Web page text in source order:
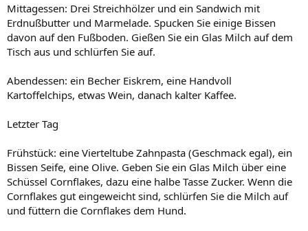
Mittagessen: Drei Streichhölzer und ein Sandwich mit
Erdnußbutter und Marmelade. Spucken Sie einige Bissen
davon auf den Fußboden. Gießen Sie ein Glas Milch auf dem
Tisch aus und schlürfen Sie auf.
Abendessen: ein Becher Eiskrem, eine Handvoll
Kartoffelchips, etwas Wein, danach kalter Kaffee.
Letzter Tag
Frühstück: eine Vierteltube Zahnpasta (Geschmack egal), ein
Bissen Seife, eine Olive. Geben Sie ein Glas Milch über eine
Schüssel Cornflakes, dazu eine halbe Tasse Zucker. Wenn die
Cornflakes gut eingeweicht sind, schlürfen Sie die Milch auf
und füttern die Cornflakes dem Hund.